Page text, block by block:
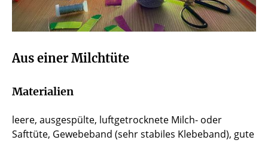
Aus einer Milchtüte
Materialien
leere, ausgespülte, luftgetrocknete Milch- oder
Safttüte, Gewebeband (sehr stabiles Klebeband), gute